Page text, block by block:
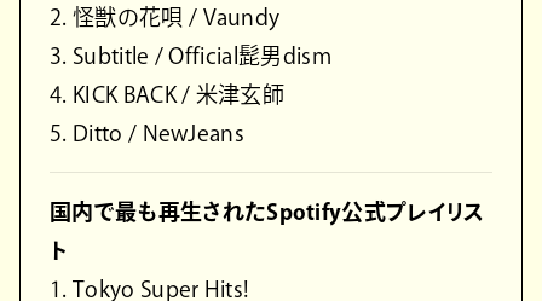
2. 怪獣の花唄 / Vaundy
3. Subtitle / Official髭男dism
4. KICK BACK / 米津玄師
5. Ditto / NewJeans
国内で最も再生されたSpotify公式プレイリス
ト
1. Tokyo Super Hits!